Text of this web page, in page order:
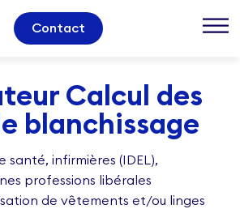
Contact
Calcul des
blanchissage
santé, infirmières (IDEL),
professions libérales
de vêtements et/ou linges